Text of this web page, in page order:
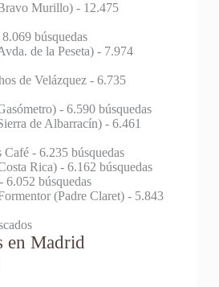
Murillo)- 12.475
búsquedas
de la Peseta)- 7.974
de Velázquez- 6.735
- 6.590 búsquedas
de Albarracín)- 6.461
Café- 6.235 búsquedas
Rica)- 6.162 búsquedas
- 6.052 búsquedas
(Padre Claret)- 5.843
en Madrid